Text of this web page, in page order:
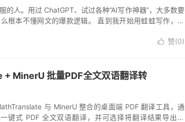
的人。用过 ChatGPT、试过各种”AI写作神器”，大多数要
根本不懂网文的爆款逻辑。 直到我开始用蛙蛙写作，才
 赞(0)
MinerU 批量PDF全文双语翻译转
与 MinerU 整合的桌面端 PDF 翻译工具，通
键式 PDF 全文双语翻译，并可选择将翻译结果导出为